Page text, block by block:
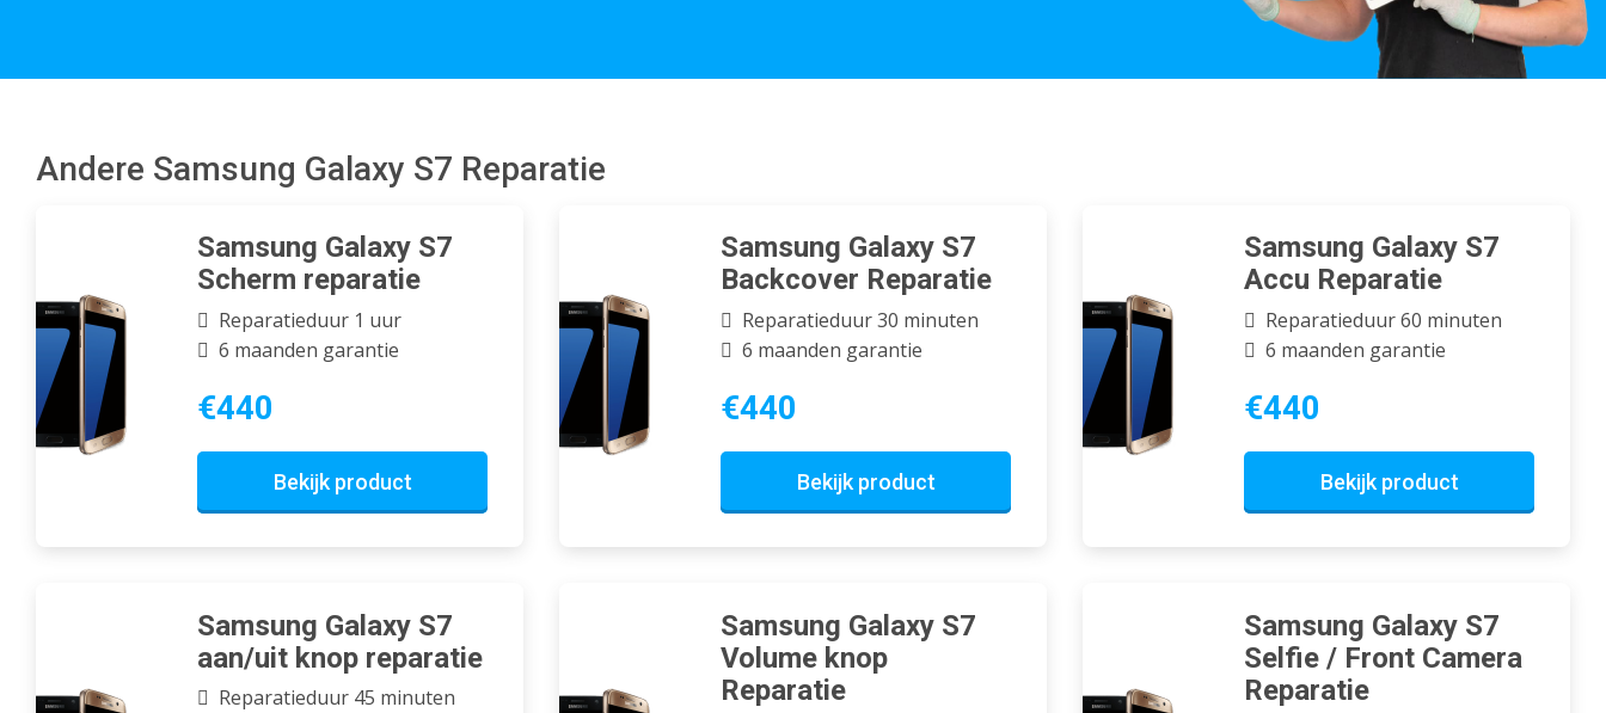
Andere Samsung Galaxy S7 Reparatie
Samsung Galaxy S7
Scherm reparatie
Reparatieduur 1 uur
6 maanden garantie
€440
Bekijk product
Samsung Galaxy S7
Backcover Reparatie
Reparatieduur 30 minuten
6 maanden garantie
€440
Bekijk product
Samsung Galaxy S7
Accu Reparatie
Reparatieduur 60 minuten
6 maanden garantie
€440
Bekijk product
Samsung Galaxy S7
aan/uit knop reparatie
Reparatieduur 45 minuten
Samsung Galaxy S7
Volume knop
Reparatie
Samsung Galaxy S7
Selfie / Front Camera
Reparatie